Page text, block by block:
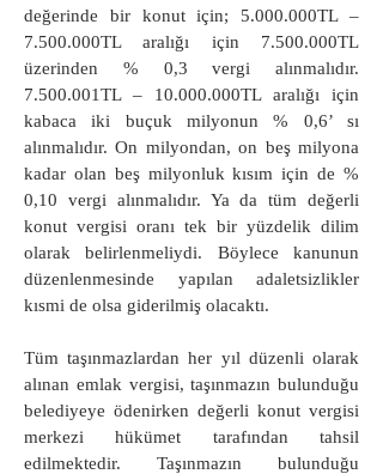
değerinde bir konut için; 5.000.000TL –
7.500.000TL aralığı için 7.500.000TL
üzerinden % 0,3 vergi alınmalıdır.
7.500.001TL – 10.000.000TL aralığı için
kabaca iki buçuk milyonun % 0,6’ sı
alınmalıdır. On milyondan, on beş milyona
kadar olan beş milyonluk kısım için de %
0,10 vergi alınmalıdır. Ya da tüm değerli
konut vergisi oranı tek bir yüzdelik dilim
olarak belirlenmeliydi. Böylece kanunun
düzenlenmesinde yapılan adaletsizlikler
kısmi de olsa giderilmiş olacaktı.
Tüm taşınmazlardan her yıl düzenli olarak
alınan emlak vergisi, taşınmazın bulunduğu
belediyeye ödenirken değerli konut vergisi
merkezi hükümet tarafından tahsil
edilmektedir. Taşınmazın bulunduğu